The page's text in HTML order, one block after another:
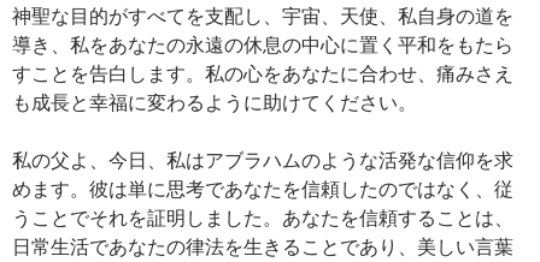
神聖な目的がすべてを支配し、宇宙、天使、私自身の道を
導き、私をあなたの永遠の休息の中心に置く平和をもたら
すことを告白します。私の心をあなたに合わせ、痛みさえ
も成長と幸福に変わるように助けてください。
私の父よ、今日、私はアブラハムのような活発な信仰を求
めます。彼は単に思考であなたを信頼したのではなく、従
うことでそれを証明しました。あなたを信頼することは、
日常生活であなたの律法を生きることであり、美しい言葉